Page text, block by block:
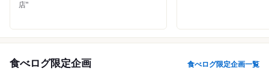
店"
食べログ限定企画 食べログ限定企画一覧